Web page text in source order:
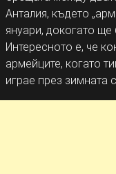
Анталия, където
януари, докогато ще
Интересното е, че
армейците, когато
играе през зимната